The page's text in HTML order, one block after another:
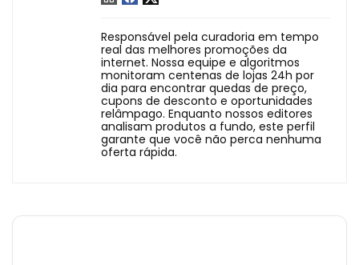
Responsável pela curadoria em tempo
real das melhores promoções da
internet. Nossa equipe e algoritmos
monitoram centenas de lojas 24h por
dia para encontrar quedas de preço,
cupons de desconto e oportunidades
relâmpago. Enquanto nossos editores
analisam produtos a fundo, este perfil
garante que você não perca nenhuma
oferta rápida.